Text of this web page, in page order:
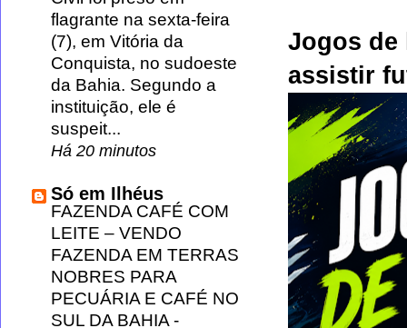
Jogos de
assistir
flagrante na sexta-feira
(7), em Vitória da
Conquista, no sudoeste
da Bahia. Segundo a
instituição, ele é
suspeit...
Há 20 minutos
Só em Ilhéus
FAZENDA CAFÉ COM
LEITE – VENDO
FAZENDA EM TERRAS
NOBRES PARA
PECUÁRIA E CAFÉ NO
SUL DA BAHIA-